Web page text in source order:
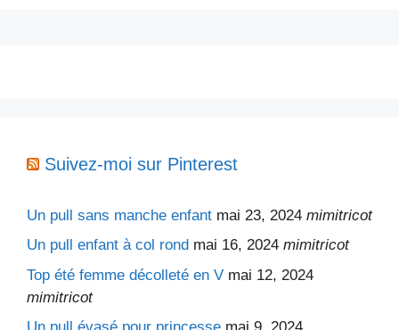
Suivez-moi sur Pinterest
Un pull sans manche enfant mai 23, 2024 mimitricot
Un pull enfant à col rond mai 16, 2024 mimitricot
Top été femme décolleté en V mai 12, 2024
mimitricot